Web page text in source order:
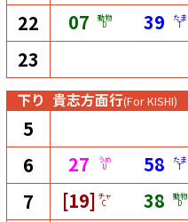
22 07 動物
D 39 たま
T
23
下り 貴志方面行(For KISHI)
5
6
27 うめ
U 58 たま
T
7 [19] チャ
C 38 動物
D